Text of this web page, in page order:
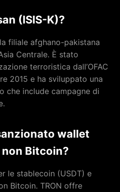
(ISIS-K)?
filiale afghano-pakistana
Centrale. È stato
terroristica dall’OFAC
2015 e ha sviluppato una
che include campagne di
wallet
non Bitcoin?
le stablecoin (USDT) e
Bitcoin. TRON offre